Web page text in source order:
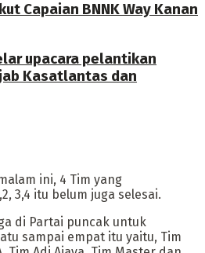
Capaian BNNK Way Kanan
upacara pelantikan
Kasatlantas dan
ini, 4 Tim yang
3,4 itu belum juga selesai.
di Partai puncak untuk
sampai empat itu yaitu, Tim